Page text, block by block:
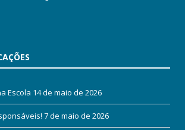
Escola 14 de maio de 2026
7 de maio de 2026